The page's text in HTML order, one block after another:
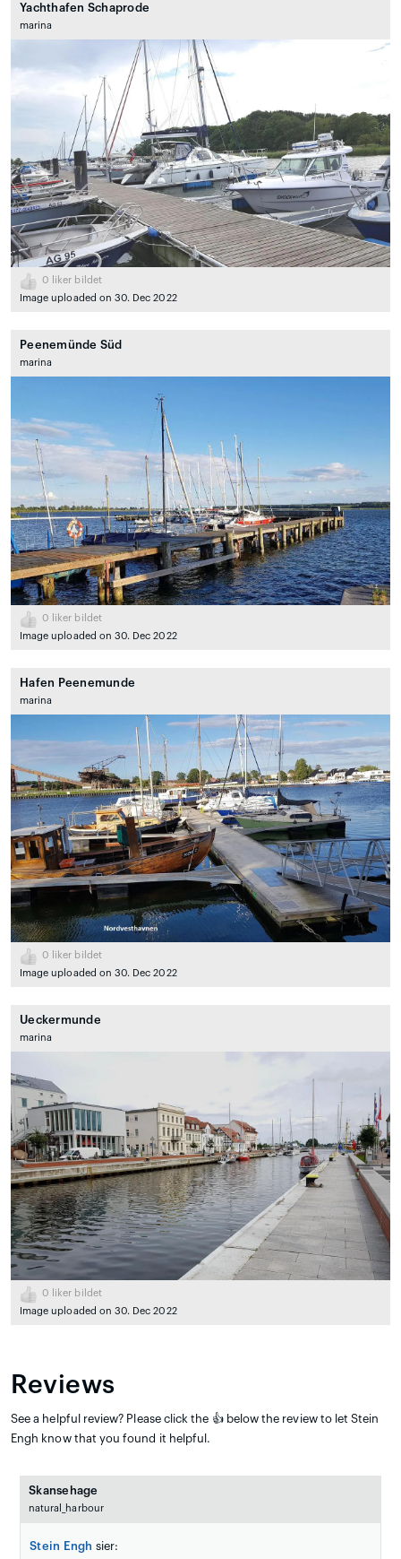
Yachthafen Schaprode
marina
0 liker bildet
Image uploaded on 30. Dec 2022
Peenemünde Süd
marina
0 liker bildet
Image uploaded on 30. Dec 2022
Hafen Peenemunde
marina
0 liker bildet
Image uploaded on 30. Dec 2022
Ueckermunde
marina
0 liker bildet
Image uploaded on 30. Dec 2022
Reviews
See a helpful review? Please click the 👍 below the review to let Stein
Engh know that you found it helpful.
Skansehage
natural_harbour
Stein Engh sier: